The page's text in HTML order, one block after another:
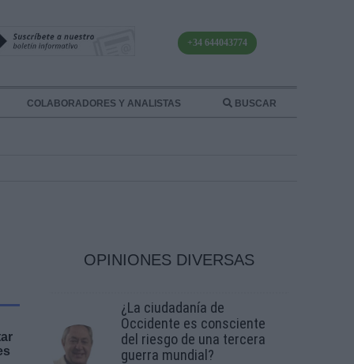
+34 644043774
COLABORADORES Y ANALISTAS BUSCAR
OPINIONES DIVERSAS
¿La ciudadanía de
Occidente es consciente
del riesgo de una tercera
guerra mundial?